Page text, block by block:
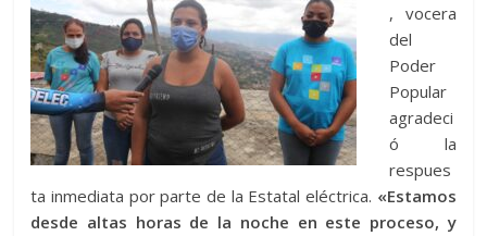
, vocera
del
Poder
Popular
agradeci
ó la
respues
ta inmediata por parte de la Estatal eléctrica. «Estamos
desde altas horas de la noche en este proceso, y